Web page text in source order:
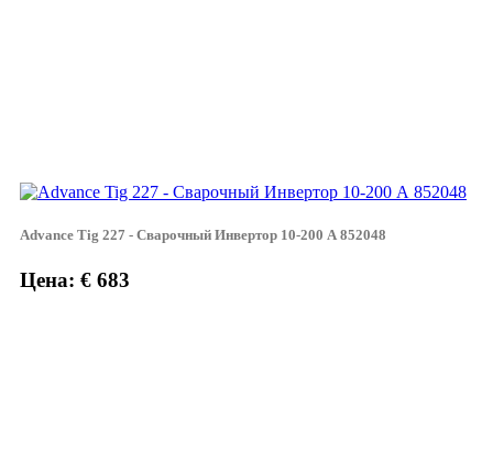
Advance Tig 227 - Сварочный Инвертор 10-200 А 852048
Цена: € 683